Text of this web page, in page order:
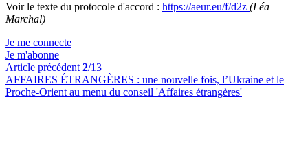
Voir le texte du protocole d'accord : https://aeur.eu/f/d2z (Léa
Marchal)
Je me connecte
Je m'abonne
Article précédent 2/13
AFFAIRES ÉTRANGÈRES : une nouvelle fois, l’Ukraine et le
Proche-Orient au menu du conseil 'Affaires étrangères'